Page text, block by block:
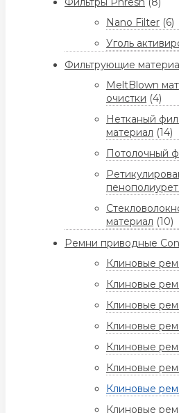
Nano Filter (6)
Уголь
Фильтрующие
MeltBlown
очистки (4)
Нетканый
материал (14)
Потолочный
материал (10)
Ремни приводные
Клиновые
Клиновые
Клиновые
Клиновые
Клиновые
Клиновые
Клиновые
Клиновые